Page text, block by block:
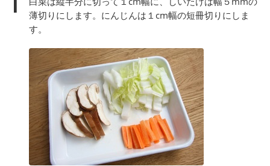
薄切りにします。にんじんは１cm幅の短冊切りにしま
す。